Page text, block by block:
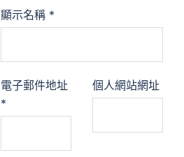
顯示名稱 *
電子郵件地址
*
個人網站網址